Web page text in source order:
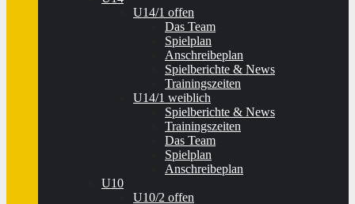
U14/1 offen
Das Team
Spielplan
Anschreibeplan
Spielberichte & News
Trainingszeiten
U14/1 weiblich
Spielberichte & News
Trainingszeiten
Das Team
Spielplan
Anschreibeplan
U10
U10/2 offen